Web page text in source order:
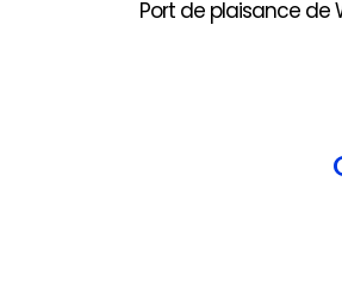
Port de plaisance de